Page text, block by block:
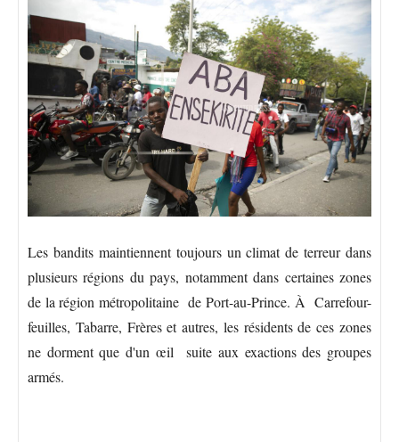
Les bandits maintiennent toujours un climat de terreur dans
plusieurs régions du pays, notamment dans certaines zones
de la région métropolitaine de Port-au-Prince. À Carrefour-
feuilles, Tabarre, Frères et autres, les résidents de ces zones
ne dorment que d'un œil suite aux exactions des groupes
armés.